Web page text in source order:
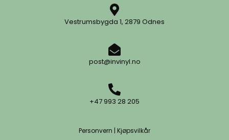
Vestrumsbygda 1, 2879 Odnes
post@invinyl.no
+47 993 28 205
Personvern | Kjøpsvilkår